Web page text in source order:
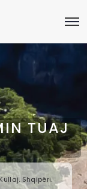
TUAJ
Shqipëri.